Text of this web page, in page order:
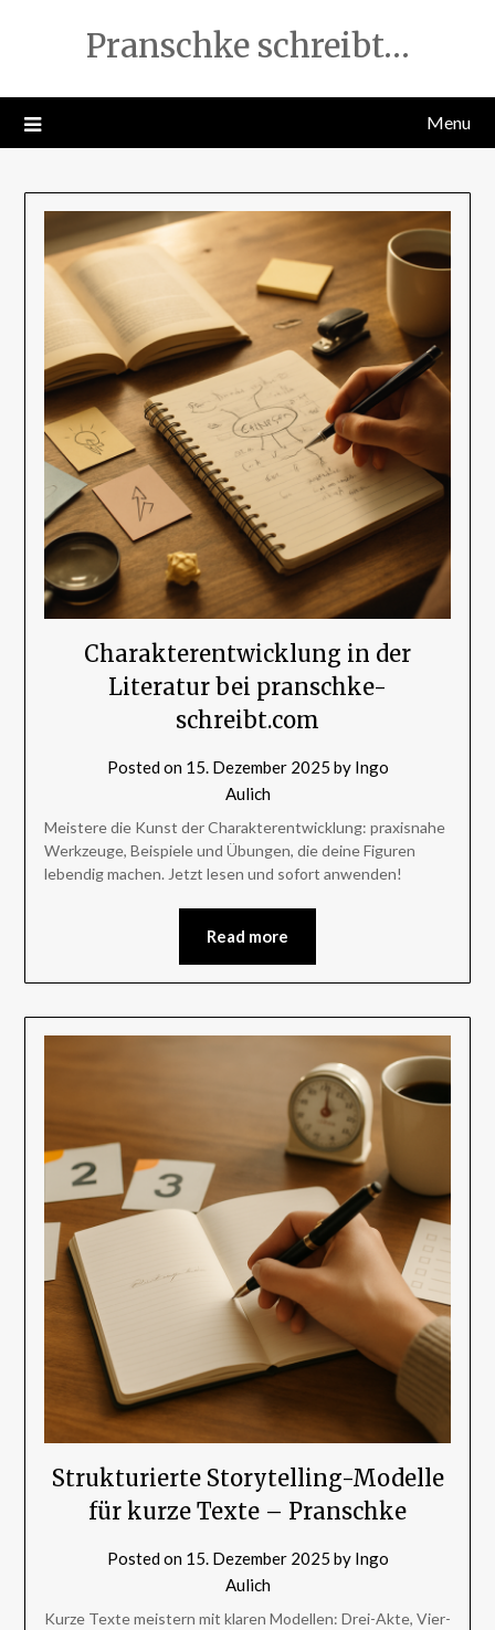
Pranschke schreibt…
Menu
Charakterentwicklung in der
Literatur bei pranschke-
schreibt.com
Posted on 15. Dezember 2025 by Ingo
Aulich
Meistere die Kunst der Charakterentwicklung: praxisnahe
Werkzeuge, Beispiele und Übungen, die deine Figuren
lebendig machen. Jetzt lesen und sofort anwenden!
Read more
Strukturierte Storytelling-Modelle
für kurze Texte – Pranschke
Posted on 15. Dezember 2025 by Ingo
Aulich
Kurze Texte meistern mit klaren Modellen: Drei-Akte, Vier-